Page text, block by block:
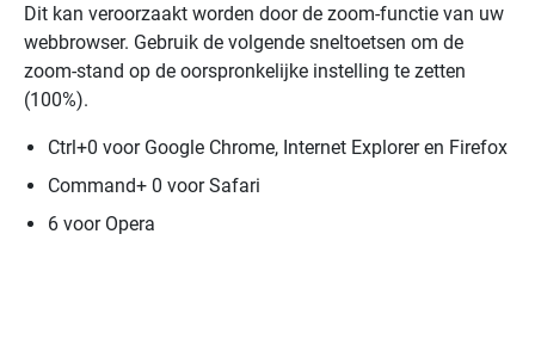
Dit kan veroorzaakt worden door de zoom-functie van uw
webbrowser. Gebruik de volgende sneltoetsen om de
zoom-stand op de oorspronkelijke instelling te zetten
(100%).
Ctrl+0 voor Google Chrome, Internet Explorer en Firefox
Command+ 0 voor Safari
6 voor Opera